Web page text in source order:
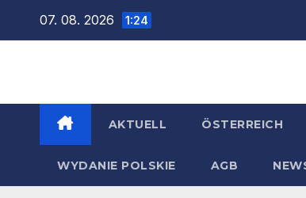
07. 08. 2026 1:24
AKTUELL ÖSTERREICH
WYDANIE POLSKIE AGB